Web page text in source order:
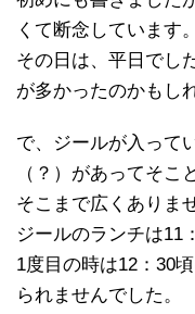
くて断念しています。
その日は、平日でし
が多かったのかもし
で、ジールが入って
（？）があってそ
そこまで広くありま
ジールのランチは11
1度目の時は12：30
られませんでした。